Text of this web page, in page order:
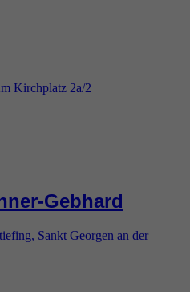
Kirchplatz 2a/2
Gebhard
Sankt Georgen an der